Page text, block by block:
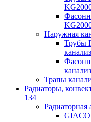
Наружная
Трубы
Трапы
Радиаторы,
134
Радиаторная